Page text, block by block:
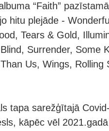
“Faith”
hitu plejāde -
Tears & Gold,
Surrender, Some
Us, Wings, Rolling
tapa sarežģītajā
kāpēc vēl